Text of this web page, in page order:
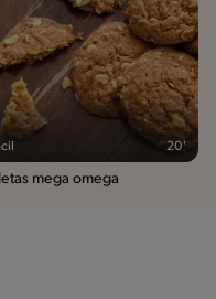
20'
mega omega